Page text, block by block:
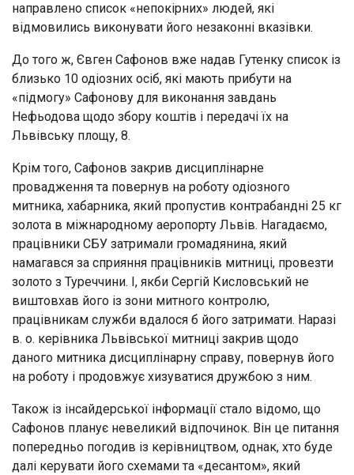
направлено список «непокірних» людей, які
відмовились виконувати його незаконні вказівки.
До того ж, Євген Сафонов вже надав Гутенку список із
близько 10 одіозних осіб, які мають прибути на
«підмогу» Сафонову для виконання завдань
Нефьодова щодо збору коштів і передачі їх на
Львівську площу, 8.
Крім того, Сафонов закрив дисциплінарне
провадження та повернув на роботу одіозного
митника, хабарника, який пропустив контрабандні 25 кг
золота в міжнародному аеропорту Львів. Нагадаємо,
працівники СБУ затримали громадянина, який
намагався за сприяння працівників митниці, провезти
золото з Туреччини. І, якби Сергій Кисловський не
виштовхав його із зони митного контролю,
працівникам служби вдалося б його затримати. Наразі
в. о. керівника Львівської митниці закрив щодо
даного митника дисциплінарну справу, повернув його
на роботу і продовжує хизуватися дружбою з ним.
Також із інсайдерської інформації стало відомо, що
Сафонов планує невеликий відпочинок. Він це питання
попередньо погодив із керівництвом, однак, хто буде
далі керувати його схемами та «десантом», який